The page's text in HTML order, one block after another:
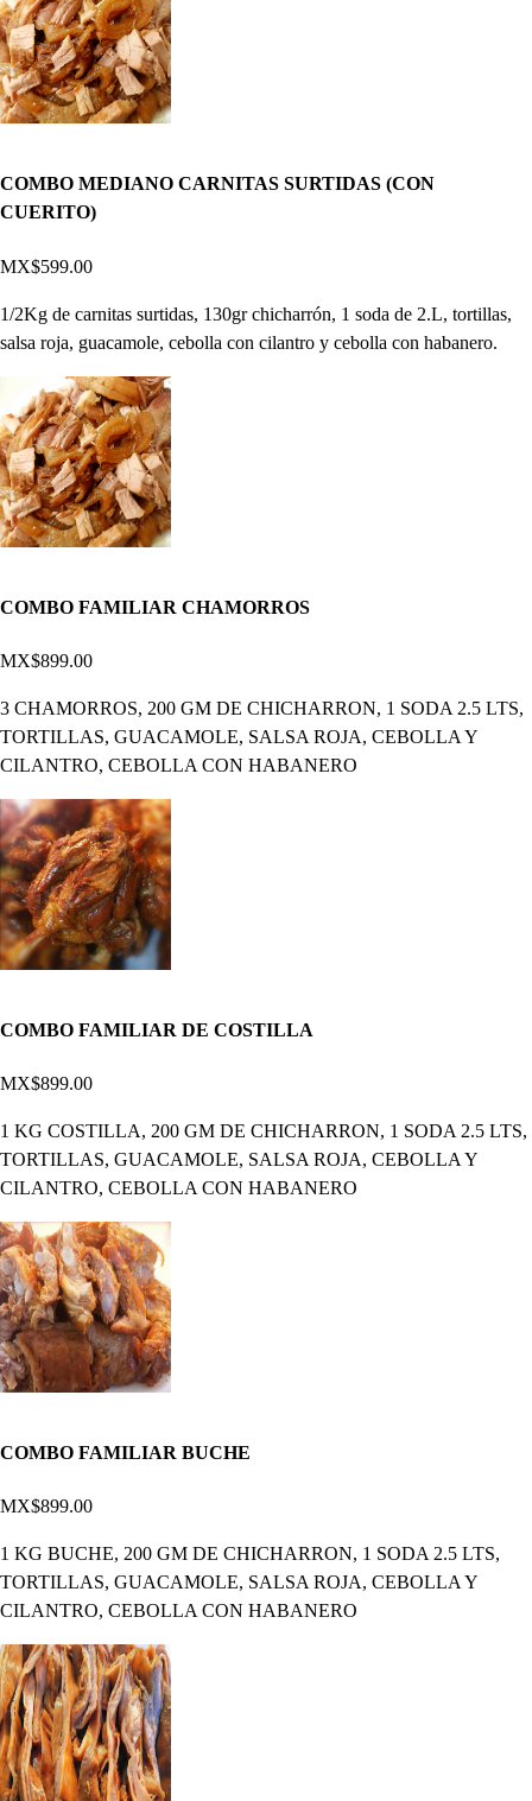
COMBO MEDIANO CARNITAS SURTIDAS (CON
CUERITO)
MX$599.00
1/2Kg de carnitas surtidas, 130gr chicharrón, 1 soda de 2.L, tortillas,
salsa roja, guacamole, cebolla con cilantro y cebolla con habanero.
COMBO FAMILIAR CHAMORROS
MX$899.00
3 CHAMORROS, 200 GM DE CHICHARRON, 1 SODA 2.5 LTS,
TORTILLAS, GUACAMOLE, SALSA ROJA, CEBOLLA Y
CILANTRO, CEBOLLA CON HABANERO
COMBO FAMILIAR DE COSTILLA
MX$899.00
1 KG COSTILLA, 200 GM DE CHICHARRON, 1 SODA 2.5 LTS,
TORTILLAS, GUACAMOLE, SALSA ROJA, CEBOLLA Y
CILANTRO, CEBOLLA CON HABANERO
COMBO FAMILIAR BUCHE
MX$899.00
1 KG BUCHE, 200 GM DE CHICHARRON, 1 SODA 2.5 LTS,
TORTILLAS, GUACAMOLE, SALSA ROJA, CEBOLLA Y
CILANTRO, CEBOLLA CON HABANERO